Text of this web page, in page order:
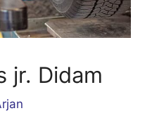
jr. Didam